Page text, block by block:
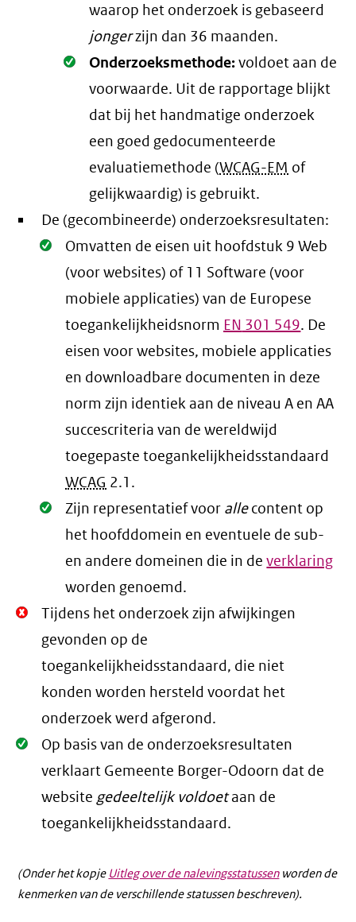
waarop het onderzoek is gebaseerd
jongerzijn dan 36 maanden.
Oké.
Onderzoeksmethode:voldoet aan de
voorwaarde. Uit de rapportage blijkt
dat bij het handmatige onderzoek
een goed gedocumenteerde
evaluatiemethode (WCAG-EM of
gelijkwaardig) is gebruikt.
De (gecombineerde) onderzoeksresultaten:
Oké.
Omvatten de eisen uit hoofdstuk 9 Web
(voor websites) of 11 Software (voor
mobiele applicaties) van de Europese
toegankelijkheidsnorm EN 301 549. De
eisen voor websites, mobiele applicaties
en downloadbare documenten in deze
norm zijn identiek aan de niveau A en AA
succescriteria van de wereldwijd
toegepaste toegankelijkheidsstandaard
WCAG 2.1 .
Oké.
Zijn representatief voor allecontent op
het hoofddomein en eventuele de sub-
en andere domeinen die in deverklaring
worden genoemd.
Niet
Oké.
Tijdens het onderzoek zijn afwijkingen
gevonden op de
toegankelijkheidsstandaard, die niet
konden worden hersteld voordat het
onderzoek werd afgerond.
Oké.
Op basis van de onderzoeksresultaten
verklaart Gemeente Borger-Odoorn dat de
websitegedeeltelijk voldoetaan de
toegankelijkheidsstandaard.
(Onder het kopje Uitleg over de nalevingsstatussenworden de
kenmerken van de verschillende statussen beschreven).